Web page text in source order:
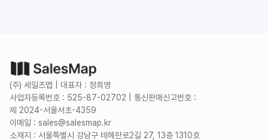
(주) 세일즈맵 | 대표자 : 정희영
사업자등록번호 : 525-87-02702 | 통신판매신고번호 :
제 2024-서울서초-4359
이메일 : sales@salesmap.kr
소재지 : 서울특별시 강남구 테헤란로2길 27, 13층 1310호